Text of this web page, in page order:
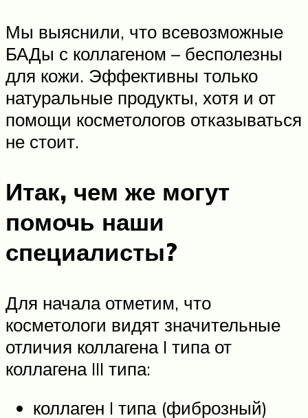
Мы выяснили, что всевозможные
БАДы с коллагеном – бесполезны
для кожи. Эффективны только
натуральные продукты, хотя и от
помощи косметологов отказываться
не стоит.
Итак, чем же могут
помочь наши
специалисты?
Для начала отметим, что
косметологи видят значительные
отличия коллагена I типа от
коллагена III типа:
коллаген I типа (фиброзный)